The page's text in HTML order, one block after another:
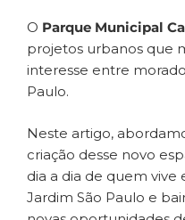
O Parque Municipal
projetos urbanos que
interesse entre
Paulo.
Neste artigo,
criação desse novo
dia a dia de quem vive
Jardim São Paulo e